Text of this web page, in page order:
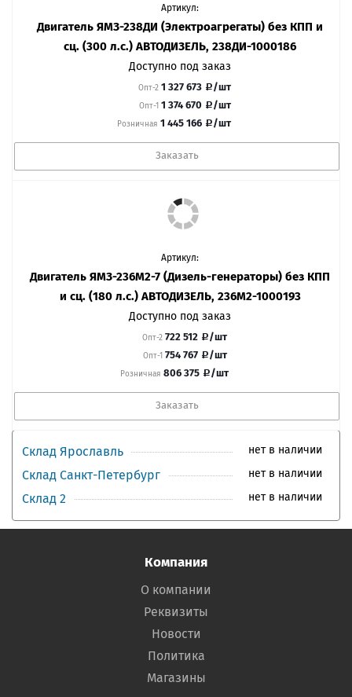
Артикул:
Двигатель ЯМЗ-238ДИ (Электроагрегаты) без КПП и
сц. (300 л.с.) АВТОДИЗЕЛЬ, 238ДИ-1000186
Доступно под заказ
Опт-2 1 327 673 /шт
Опт-1 1 374 670 /шт
Розничная 1 445 166 /шт
Заказать
Артикул:
Двигатель ЯМЗ-236М2-7 (Дизель-генераторы) без КПП
и сц. (180 л.с.) АВТОДИЗЕЛЬ, 236М2-1000193
Доступно под заказ
Опт-2 722 512 /шт
Опт-1 754 767 /шт
Розничная 806 375 /шт
Заказать
Склад Ярославль нет в наличии
Склад Санкт-Петербург нет в наличии
Склад 2 нет в наличии
Компания
О компании
Реквизиты
Новости
Политика
Магазины